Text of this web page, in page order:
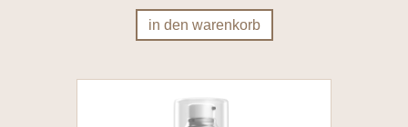
in den warenkorb